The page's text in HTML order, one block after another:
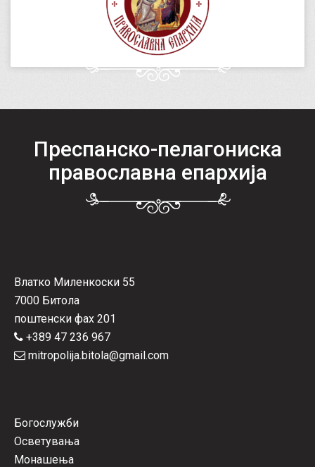
Преспанско-пелагониска
православна епархија
Влатко Миленкоски 55
7000 Битола
поштенски фах 201
+389 47 236 967
mitropolija.bitola@gmail.com
Богослужби
Осветувања
Монашења